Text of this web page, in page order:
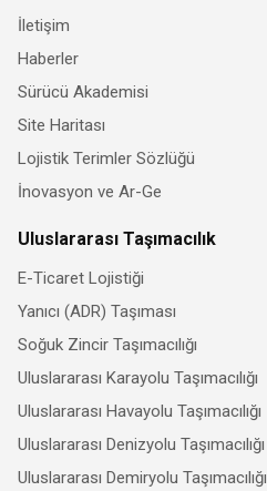
İletişim
Haberler
Sürücü Akademisi
Site Haritası
Lojistik Terimler Sözlüğü
İnovasyon ve Ar-Ge
Uluslararası Taşımacılık
E-Ticaret Lojistiği
Yanıcı (ADR) Taşıması
Soğuk Zincir Taşımacılığı
Uluslararası Karayolu Taşımacılığı
Uluslararası Havayolu Taşımacılığı
Uluslararası Denizyolu Taşımacılığı
Uluslararası Demiryolu Taşımacılığı